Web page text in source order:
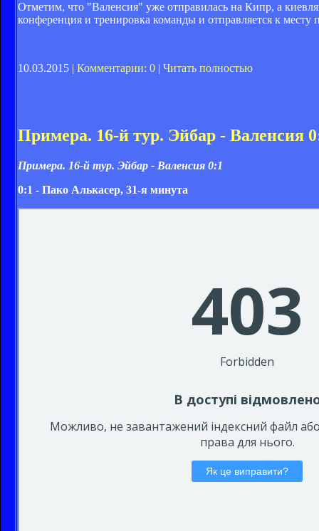
Отметим, что "Валенсия" уже отправилась на Кипр, а
конференция и тренировка команды и отправляется к месту
10.03.2015 | Комментарии: 0 Читать полностью
Примера. 16-й тур. Эйбар - Валенсия
Примера. 16-й тур. Эйбар - Валенсия 0:1
0:1 - Пако Алькасер, 31-я минута